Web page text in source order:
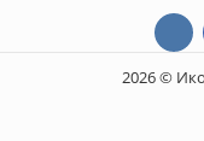
2026 ©